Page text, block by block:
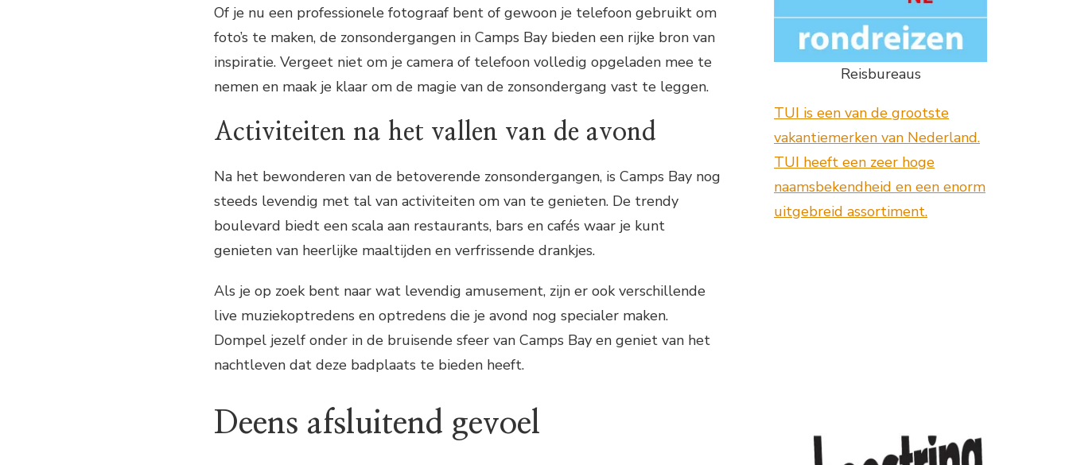
Of je nu een professionele fotograaf bent of gewoon je telefoon gebruikt om
foto’s te maken, de zonsondergangen in Camps Bay bieden een rijke bron van
inspiratie. Vergeet niet om je camera of telefoon volledig opgeladen mee te
nemen en maak je klaar om de magie van de zonsondergang vast te leggen.
Activiteiten na het vallen van de avond
Na het bewonderen van de betoverende zonsondergangen, is Camps Bay nog
steeds levendig met tal van activiteiten om van te genieten. De trendy
boulevard biedt een scala aan restaurants, bars en cafés waar je kunt
genieten van heerlijke maaltijden en verfrissende drankjes.
Als je op zoek bent naar wat levendig amusement, zijn er ook verschillende
live muziekoptredens en optredens die je avond nog specialer maken.
Dompel jezelf onder in de bruisende sfeer van Camps Bay en geniet van het
nachtleven dat deze badplaats te bieden heeft.
Deens afsluitend gevoel
Reisbureaus
TUI is een van de grootste
vakantiemerken van Nederland.
TUI heeft een zeer hoge
naamsbekendheid en een enorm
uitgebreid assortiment.